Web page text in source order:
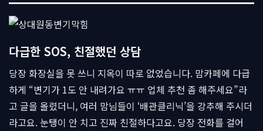
다급한 SOS, 친절했던 상담
당장 화장실을 못 쓰니 지옥이 따로 없었습니다. 맘카페에 다급
하게 “변기가 1도 안 내려가요 ㅠㅠ 업체 추천 좀 해주세요”라
고 글을 올렸더니, 여러 맘님들이 ‘배관클리닉’을 강추해 주시더
라고요. 눈탱이 안 치고 진짜 친절하다고요. 당장 전화를 걸어